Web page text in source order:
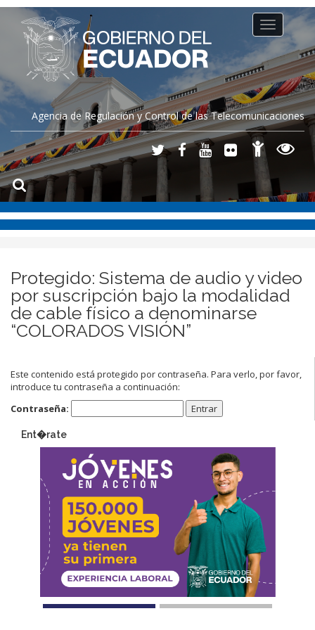
Agencia de Regulación y Control de las Telecomunicaciones
Toggle
navigation
Protegido: Sistema de audio y video
por suscripción bajo la modalidad
de cable físico a denominarse
“COLORADOS VISIÓN”
Este contenido está protegido por contraseña. Para verlo, por favor,
introduce tu contraseña a continuación:
Contraseña:
Ent�rate